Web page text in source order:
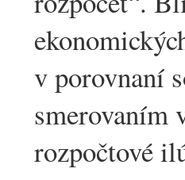
v porovnaní
smerovaním
rozpočtové